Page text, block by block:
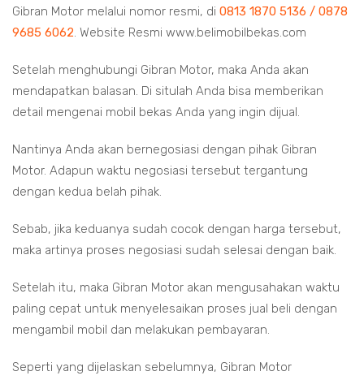
Gibran Motor melalui nomor resmi, di 0813 1870 5136 / 0878
9685 6062. Website Resmi www.belimobilbekas.com
Setelah menghubungi Gibran Motor, maka Anda akan
mendapatkan balasan. Di situlah Anda bisa memberikan
detail mengenai mobil bekas Anda yang ingin dijual.
Nantinya Anda akan bernegosiasi dengan pihak Gibran
Motor. Adapun waktu negosiasi tersebut tergantung
dengan kedua belah pihak.
Sebab, jika keduanya sudah cocok dengan harga tersebut,
maka artinya proses negosiasi sudah selesai dengan baik.
Setelah itu, maka Gibran Motor akan mengusahakan waktu
paling cepat untuk menyelesaikan proses jual beli dengan
mengambil mobil dan melakukan pembayaran.
Seperti yang dijelaskan sebelumnya, Gibran Motor